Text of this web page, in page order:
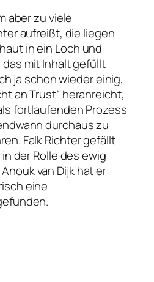
aber zu viele
aufreißt, die liegen
in ein Loch und
mit Inhalt gefüllt
ja schon wieder einig,
an Trust“ heranreicht,
fortlaufenden Prozess
durchaus zu
Falk Richter gefällt
der Rolle des ewig
van Dijk hat er
eine